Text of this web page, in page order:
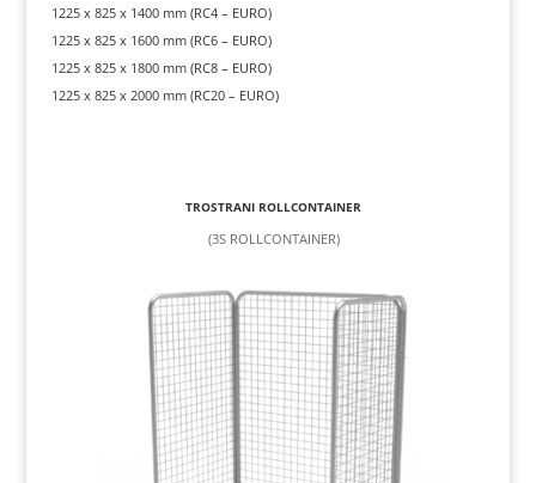
1225 x 825 x 1400 mm (RC4 – EURO)
1225 x 825 x 1600 mm (RC6 – EURO)
1225 x 825 x 1800 mm (RC8 – EURO)
1225 x 825 x 2000 mm (RC20 – EURO)
TROSTRANI ROLLCONTAINER
(3S ROLLCONTAINER)